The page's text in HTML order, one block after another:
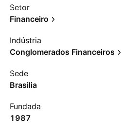
Setor
Financeiro
Indústria
Conglomerados Financeiros
Sede
Brasilia
Fundada
1987